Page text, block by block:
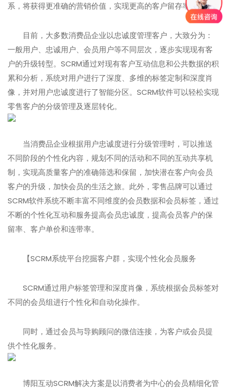
系，将获得更准确的营销价值，实现更高的客户留存率
目前，大多数消费品企业以忠诚度管理客户，大致分为：
一般用户、忠诚用户、会员用户等不同层次，逐步实现现有客
户的升级转型。SCRM通过对现有客户互动信息和公共数据的积
累和分析，系统对用户进行了深度、多维的标签定制和深度肖
像，并对用户忠诚度进行了智能分区。SCRM软件可以轻松实现
零售客户的分级管理及逐层转化。
当消费品企业根据用户忠诚度进行分级管理时，可以推送
不同阶段的个性化内容，规划不同的活动和不同的互动共享机
制，实现高质量客户的准确筛选和保留，加快潜在客户向会员
客户的升级，加快会员的生活之旅。此外，零售品牌可以通过
SCRM软件系统不断丰富不同维度的会员数据和会员标签，通过
不断的个性化互动和服务提高会员忠诚度，提高会员客户的保
留率、客户单价和连带率。
【SCRM系统平台挖掘客户群，实现个性化会员服务
SCRM通过用户标签管理和深度肖像，系统根据会员标签对
不同的会员组进行个性化和自动化操作。
同时，通过会员与导购顾问的微信连接，为客户或会员提
供个性化服务。
博阳互动SCRM解决方案是以消费者为中心的会员精细化管